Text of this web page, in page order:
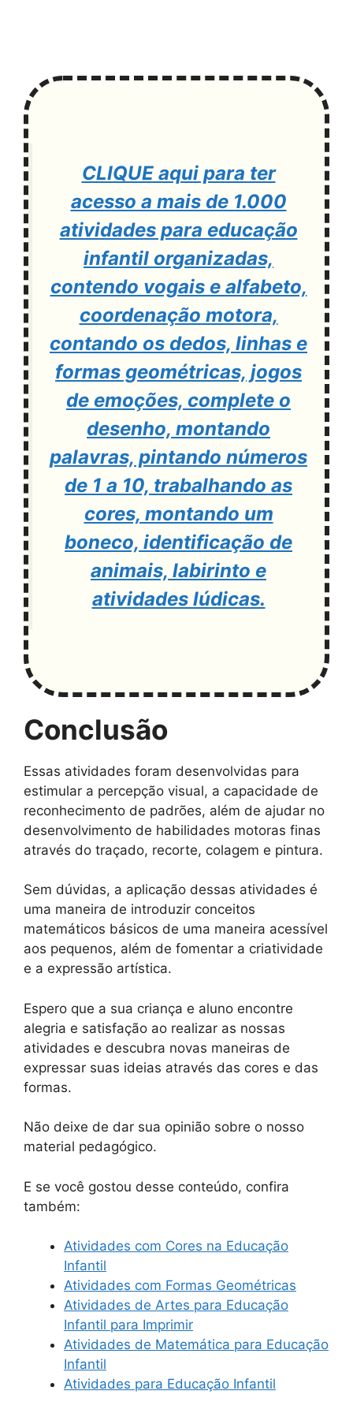
CLIQUE aqui para ter
acesso a mais de 1.000
atividades para educação
infantil organizadas,
contendo vogais e alfabeto,
coordenação motora,
contando os dedos, linhas e
formas geométricas, jogos
de emoções, complete o
desenho, montando
palavras, pintando números
de 1 a 10, trabalhando as
cores, montando um
boneco, identificação de
animais, labirinto e
atividades lúdicas.
Conclusão
Essas atividades foram desenvolvidas para
estimular a percepção visual, a capacidade de
reconhecimento de padrões, além de ajudar no
desenvolvimento de habilidades motoras finas
através do traçado, recorte, colagem e pintura.
Sem dúvidas, a aplicação dessas atividades é
uma maneira de introduzir conceitos
matemáticos básicos de uma maneira acessível
aos pequenos, além de fomentar a criatividade
e a expressão artística.
Espero que a sua criança e aluno encontre
alegria e satisfação ao realizar as nossas
atividades e descubra novas maneiras de
expressar suas ideias através das cores e das
formas.
Não deixe de dar sua opinião sobre o nosso
material pedagógico.
E se você gostou desse conteúdo, confira
também:
Atividades com Cores na Educação
Infantil
Atividades com Formas Geométricas
Atividades de Artes para Educação
Infantil para Imprimir
Atividades de Matemática para Educação
Infantil
Atividades para Educação Infantil